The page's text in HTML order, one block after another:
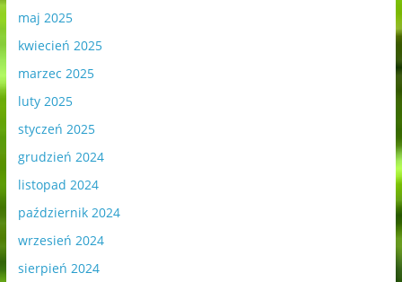
maj 2025
kwiecień 2025
marzec 2025
luty 2025
styczeń 2025
grudzień 2024
listopad 2024
październik 2024
wrzesień 2024
sierpień 2024